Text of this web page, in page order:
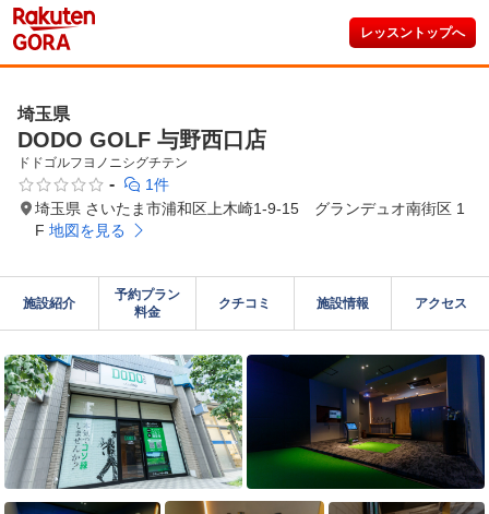
レッスントップへ
埼玉県
DODO GOLF 与野西口店
ドドゴルフヨノニシグチテン
-
1件
埼玉県 さいたま市浦和区上木崎1-9-15 グランデュオ南街区 1
F 地図を見る
施設紹介
予約プラン
料金
クチコミ 施設情報 アクセス